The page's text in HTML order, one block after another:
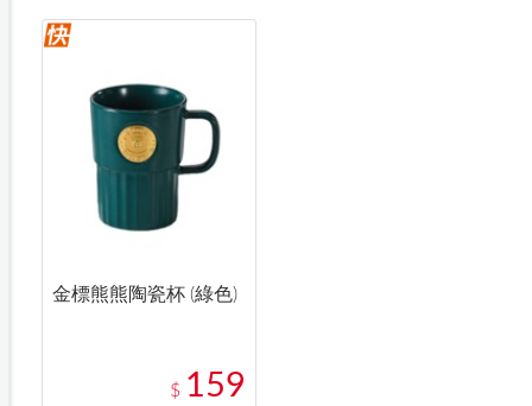
金標熊熊陶瓷杯 (綠色)
$ 159